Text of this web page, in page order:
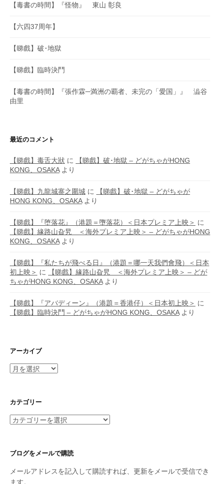
【毒書の時間】『怪物』 東山 彰良
【六四37周年】
【睇戲】破･地獄
【睇戲】臨時決鬥
【毒書の時間】『張作霖─満洲の覇者、未完の「愛国」』 澁谷
由里
最近のコメント
【睇戲】毒舌大狀 に
【睇戲】破･地獄 – どがちゃがHONG
KONG、OSAKAより
【睇戲】九龍城寨之圍城 に
【睇戲】破･地獄 – どがちゃが
HONG KONG、OSAKAより
【睇戲】『堕落花』（港題＝墮落花）＜日本プレミア上映＞ に
【睇戲】緣路山旮旯 ＜海外プレミア上映＞ – どがちゃがHONG
KONG、OSAKAより
【睇戲】『私たちが飛べる日』（港題＝哪一天我們會飛）＜日本
初上映＞ に
【睇戲】緣路山旮旯 ＜海外プレミア上映＞ – どが
ちゃがHONG KONG、OSAKAより
【睇戲】『アバディーン』（港題＝香港仔）＜日本初上映＞ に
【睇戲】臨時決鬥 – どがちゃがHONG KONG、OSAKAより
アーカイブ
ア
イ
カテゴリー
カ
リ
ブログをメールで購読
メールアドレスを記入して購読すれば、更新をメールで受信でき
ます。